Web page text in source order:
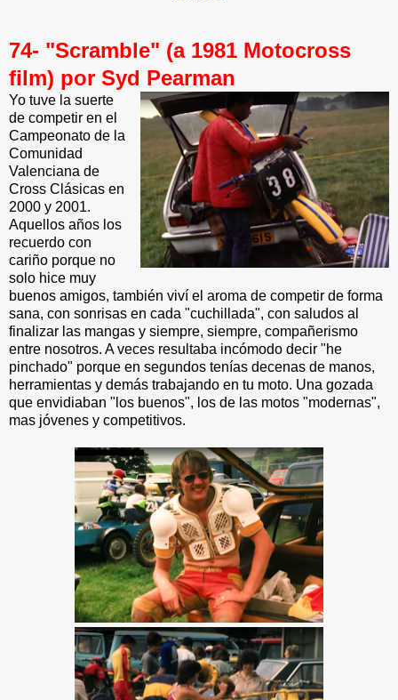
74- "Scramble" (a 1981 Motocross
film) por Syd Pearman
Yo tuve la suerte
de competir en el
Campeonato de la
Comunidad
Valenciana de
Cross Clásicas en
2000 y 2001.
Aquellos años los
recuerdo con
cariño porque no
solo hice muy
buenos amigos, también viví el aroma de competir de forma
sana, con sonrisas en cada "cuchillada", con saludos al
finalizar las mangas y siempre, siempre, compañerismo
entre nosotros. A veces resultaba incómodo decir "he
pinchado" porque en segundos tenías decenas de manos,
herramientas y demás trabajando en tu moto. Una gozada
que envidiaban "los buenos", los de las motos "modernas",
mas jóvenes y competitivos.